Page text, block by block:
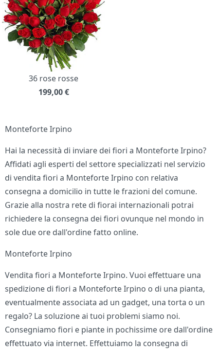
36 rose rosse
199,00 €
Monteforte Irpino
Hai la necessità di inviare dei fiori a Monteforte Irpino?
Affidati agli esperti del settore specializzati nel servizio
di vendita fiori a Monteforte Irpino con relativa
consegna a domicilio in tutte le frazioni del comune.
Grazie alla nostra rete di fiorai internazionali potrai
richiedere la consegna dei fiori ovunque nel mondo in
sole due ore dall'ordine fatto online.
Monteforte Irpino
Vendita fiori a Monteforte Irpino. Vuoi effettuare una
spedizione di fiori a Monteforte Irpino o di una pianta,
eventualmente associata ad un gadget, una torta o un
regalo? La soluzione ai tuoi problemi siamo noi.
Consegniamo fiori e piante in pochissime ore dall'ordine
effettuato via internet. Effettuiamo la consegna di